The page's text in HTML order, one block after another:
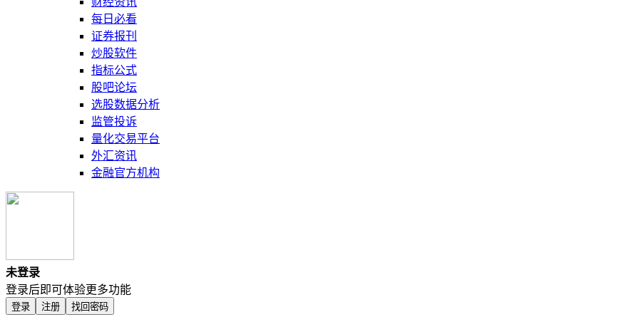
每日必看
证券报刊
炒股软件
指标公式
股吧论坛
选股数据分析
监管投诉
量化交易平台
外汇资讯
金融官方机构
未登录
登录后即可体验更多功能
登录 注册 找回密码